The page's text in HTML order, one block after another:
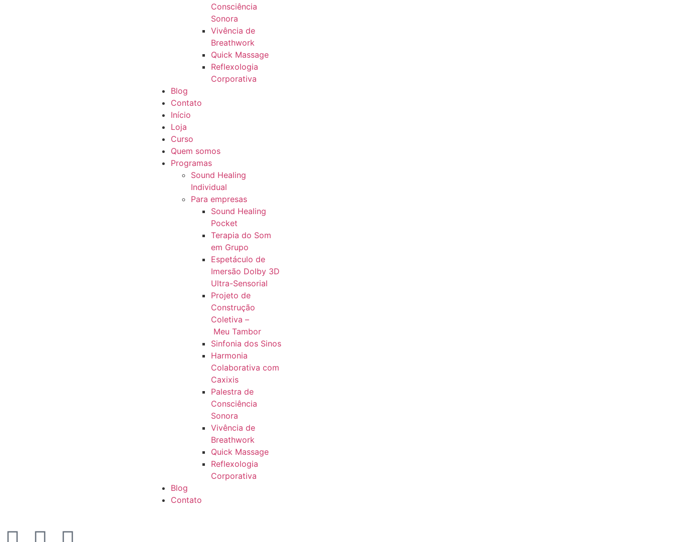
Consciência
Sonora
Vivência de
Breathwork
Quick Massage
Reflexologia
Corporativa
Blog
Contato
Início
Loja
Curso
Quem somos
Programas
Sound Healing
Individual
Para empresas
Sound Healing
Pocket
Terapia do Som
em Grupo
Espetáculo de
Imersão Dolby 3D
Ultra-Sensorial
Projeto de
Construção
Coletiva –
Meu Tambor
Sinfonia dos Sinos
Harmonia
Colaborativa com
Caxixis
Palestra de
Consciência
Sonora
Vivência de
Breathwork
Quick Massage
Reflexologia
Corporativa
Blog
Contato